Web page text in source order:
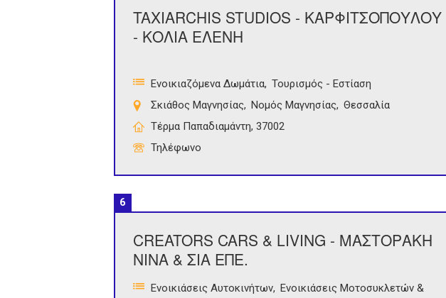
TAXIARCHIS STUDIOS - ΚΑΡΦΙΤΣΟΠΟΥΛΟΥ
- ΚΟΛΙΑ ΕΛΕΝΗ
Ενοικιαζόμενα Δωμάτια Τουρισμός - Εστίαση
Σκιάθος Μαγνησίας
Νομός Μαγνησίας
Θεσσαλία
Τέρμα Παπαδιαμάντη, 37002
Τηλέφωνο
6
CREATORS CARS & LIVING - ΜΑΣΤΟΡΑΚΗ
ΝΙΝΑ & ΣΙΑ ΕΠΕ.
Ενοικιάσεις Αυτοκινήτων Ενοικιάσεις Μοτοσυκλετών &